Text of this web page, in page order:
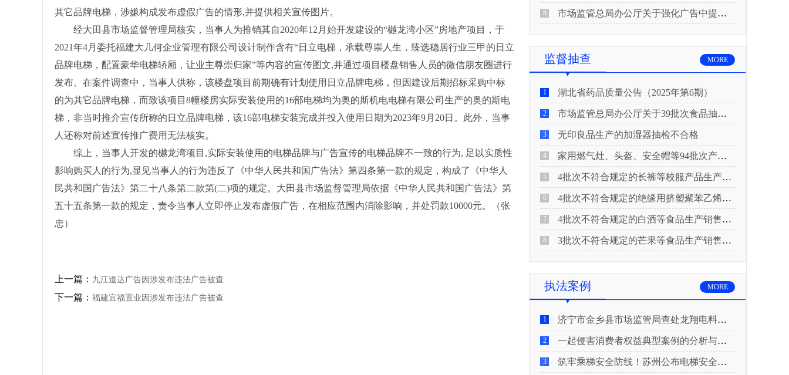
其它品牌电梯，涉嫌构成发布虚假广告的情形,并提供相关宣传图片。
经大田县市场监督管理局核实，当事人为推销其自2020年12月始开发建设的“樾龙湾小区”房地产项目，于
2021年4月委托福建大几何企业管理有限公司设计制作含有“日立电梯，承载尊崇人生，臻选稳居行业三甲的日立
品牌电梯，配置豪华电梯轿厢，让业主尊崇归家”等内容的宣传图文,并通过项目楼盘销售人员的微信朋友圈进行
发布。在案件调查中，当事人供称，该楼盘项目前期确有计划使用日立品牌电梯，但因建设后期招标采购中标
的为其它品牌电梯，而致该项目8幢楼房实际安装使用的16部电梯均为奥的斯机电电梯有限公司生产的奥的斯电
梯，非当时推介宣传所称的日立品牌电梯，该16部电梯安装完成并投入使用日期为2023年9月20日。此外，当事
人还称对前述宣传推广费用无法核实。
综上，当事人开发的樾龙湾项目,实际安装使用的电梯品牌与广告宣传的电梯品牌不一致的行为, 足以实质性
影响购买人的行为,显见当事人的行为违反了《中华人民共和国广告法》第四条第一款的规定，构成了《中华人
民共和国广告法》第二十八条第二款第(二)项的规定。大田县市场监督管理局依据《中华人民共和国广告法》第
五十五条第一款的规定，责令当事人立即停止发布虚假广告，在相应范围内消除影响，并处罚款10000元。（张
忠）
上一篇： 九江道达广告因涉发布违法广告被查
下一篇： 福建宜福置业因涉发布违法广告被查
8 市场监管总局办公厅关于强化广告中提示性用语监管工作的通知
监督抽查 MORE
1 湖北省药品质量公告（2025年第6期）
2 市场监管总局办公厅关于39批次食品抽检不合格情况的通报
3 无印良品生产的加湿器抽检不合格
4 家用燃气灶、头盔、安全帽等94批次产品抽查不合格！
5 4批次不符合规定的长裤等校服产品生产销售企业被济南市市场监管局通报！
6 4批次不符合规定的绝缘用挤塑聚苯乙烯泡沫板（XPS）等产品生产销售企业被广元市市场监督管理局通报！
7 4批次不符合规定的白酒等食品生产销售企业被重庆市市场监督管理局通告！
8 3批次不符合规定的芒果等食品生产销售企业被长治市屯留区市场监督管理局公告！
执法案例 MORE
1 济宁市金乡县市场监管局查处龙翔电料批发部非法销售电线电缆案
2 一起侵害消费者权益典型案例的分析与启示
3 筑牢乘梯安全防线！苏州公布电梯安全领域典型案例